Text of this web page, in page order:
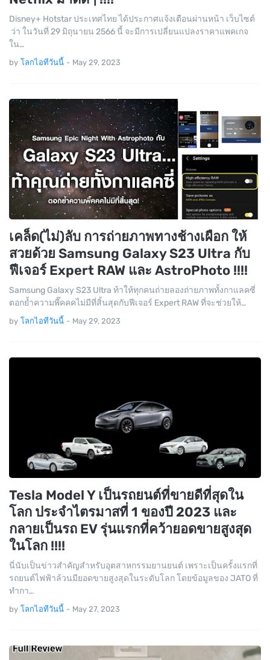
Disney+ Hotstar ประเทศไทย ได้ประกาศแจ้งเตือนผ่านหน้า เว็บไซต์
ว่า ในวันที่ 29 มิถุนายน 2566 นี้ จะมีการเปลี่ยนแปลงราคาแพคเกจ
ใน…
by โลกไอทีวันนี้ - May 29, 2023
เคล็ด(ไม่)ลับ การถ่ายภาพทางช้างเผือก ให้
สวยด้วย Samsung Galaxy S23 Ultra กับ
ฟีเจอร์ Expert RAW และ AstroPhoto !!!!
Samsung Galaxy S23 Ultra ท้าให้ทุกคนถ่ายลองถ่ายภาพทั้งกาแลคซี่
ตอกย้ำความพี๊คคคไม่มีที่สิ้นสุดกับฟีเจอร์ Expert RAW ที่จะช่วยให้…
by โลกไอทีวันนี้ - May 29, 2023
Tesla Model Y เป็นรถยนต์ที่ขายดีที่สุดใน
โลก ประจำไตรมาสที่ 1 ของปี 2023 และ
กลายเป็นรถ EV รุ่นแรกที่คว้ายอดขายสูงสุด
ในโลก !!!!
นี่นับเป็นข่าวสำคัญสำหรับอุตสาหกรรมยานยนต์ เพราะเป็นครั้งแรกที่
รถยนต์ไฟฟ้าล้วนมียอดขายสูงสุดในระดับโลก โดยข้อมูลของ JATO ที่
ทำกา…
by โลกไอทีวันนี้ - May 27, 2023